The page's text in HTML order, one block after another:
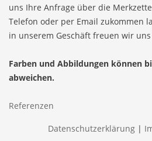
uns Ihre Anfrage über die
Telefon oder per Email zukommen
in unserem Geschäft freuen wir
Farben und Abbildungen können
abweichen.
Referenzen
Datenschutzerklärung|